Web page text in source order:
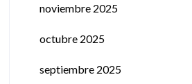
noviembre 2025
octubre 2025
septiembre 2025